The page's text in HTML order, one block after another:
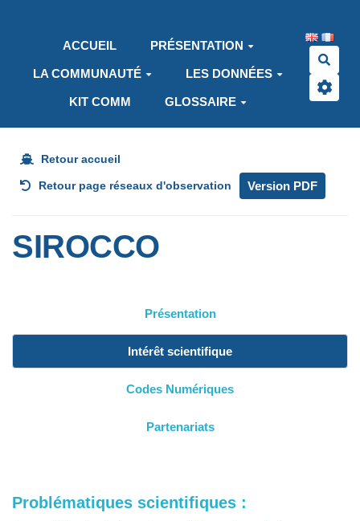
ACCUEIL
PRÉSENTATION
LA COMMUNAUTÉ LES DONNÉES
KIT COMM GLOSSAIRE
Retour accueil
Retour page réseaux d'observation Version PDF
SIROCCO
Présentation
Intérêt scientifique
Codes Numériques
Partenariats
Problématiques scientifiques :